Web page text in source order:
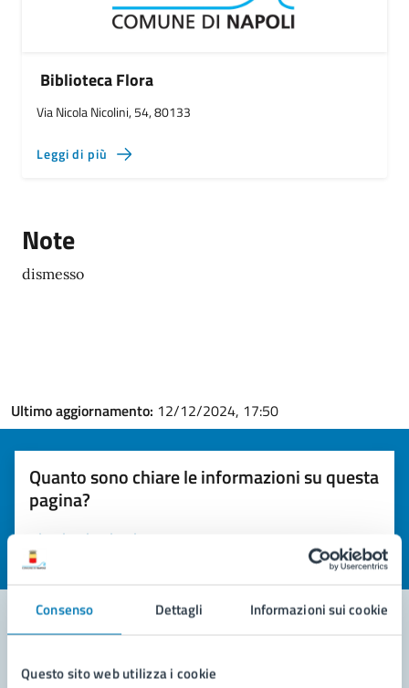
Consenso Dettagli Informazioni sui cookie
Questo sito web utilizza i cookie
Biblioteca Flora
Via Nicola Nicolini, 54, 80133
Leggi di più
Note
dismesso
Ultimo aggiornamento: 12/12/2024, 17:50
Quanto sono chiare le informazioni su questa
pagina?
Valuta la chiarezza delle informazioni (da 1 a 5 stelle)
Seleziona il numero di stelle per valutare la chiarezza delle
Valuta 1 stelle su 5
Contatta il comune